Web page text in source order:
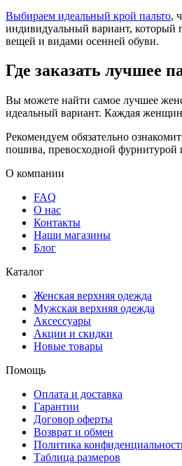
Выбираем идеальный крой пальто,
индивидуальный вариант, который
вещей и видами осенней обуви.
Где заказать лучшее
Вы можете найти самое лучшее
идеальный вариант. Каждая
Рекомендуем обязательно
пошива, превосходной фурнитурой
О компании
FAQ
О нас
Контакты
Наши магазины
Блог
Каталог
Женская верхняя одежда
Мужская верхняя одежда
Аксессуары
Акции и скидки
Новые товары
Помощь
Оплата и доставка
Гарантии
Договор оферты
Возврат и обмен
Политика
Таблица размеров